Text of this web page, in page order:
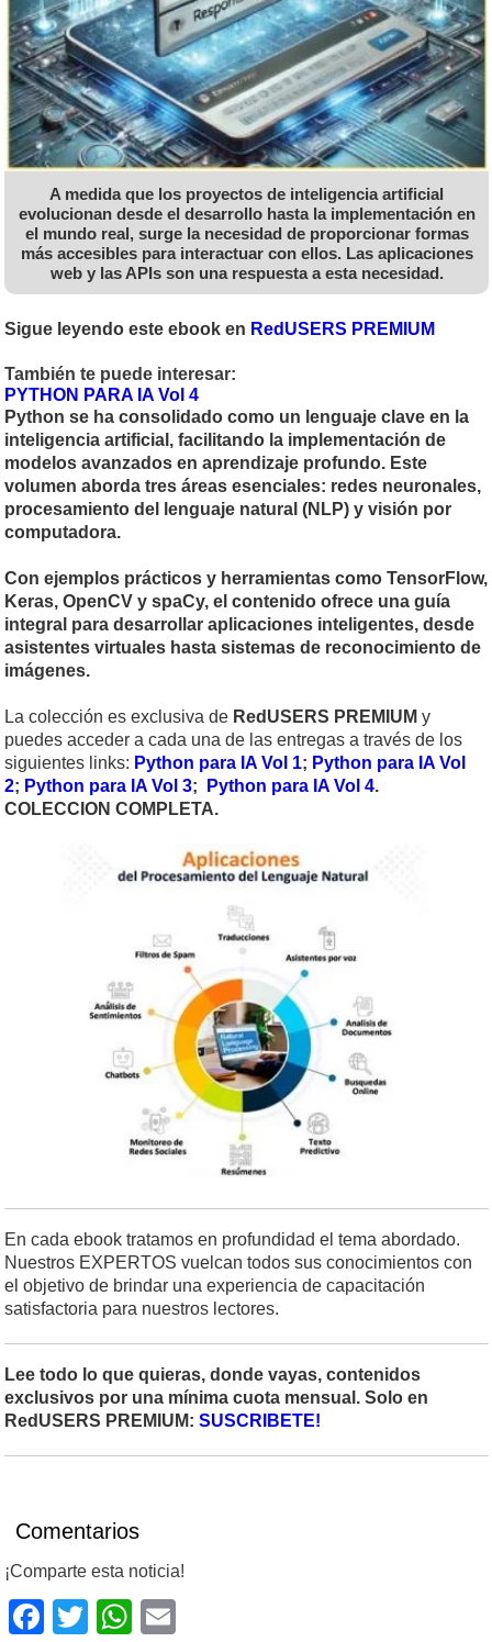
A medida que los proyectos de inteligencia artificial
evolucionan desde el desarrollo hasta la implementación en
el mundo real, surge la necesidad de proporcionar formas
más accesibles para interactuar con ellos. Las aplicaciones
web y las APIs son una respuesta a esta necesidad.
Sigue leyendo este ebook en RedUSERS PREMIUM
También te puede interesar:
PYTHON PARA IA Vol 4
Python se ha consolidado como un lenguaje clave en la
inteligencia artificial, facilitando la implementación de
modelos avanzados en aprendizaje profundo. Este
volumen aborda tres áreas esenciales: redes neuronales,
procesamiento del lenguaje natural (NLP) y visión por
computadora.
Con ejemplos prácticos y herramientas como TensorFlow,
Keras, OpenCV y spaCy, el contenido ofrece una guía
integral para desarrollar aplicaciones inteligentes, desde
asistentes virtuales hasta sistemas de reconocimiento de
imágenes.
La colección es exclusiva de RedUSERS PREMIUM y
puedes acceder a cada una de las entregas a través de los
siguientes links: Python para IA Vol 1; Python para IA Vol
2; Python para IA Vol 3; Python para IA Vol 4.
COLECCION COMPLETA.
En cada ebook tratamos en profundidad el tema abordado.
Nuestros EXPERTOS vuelcan todos sus conocimientos con
el objetivo de brindar una experiencia de capacitación
satisfactoria para nuestros lectores.
Lee todo lo que quieras, donde vayas, contenidos
exclusivos por una mínima cuota mensual. Solo en
RedUSERS PREMIUM: SUSCRIBETE!
Comentarios
¡Comparte esta noticia!
Facebook
TwitterWhatsApp